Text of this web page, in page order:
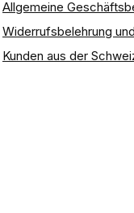
Allgemeine
Widerrufsbelehrung
Kunden aus der